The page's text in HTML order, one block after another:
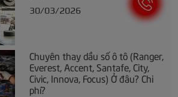
30/03/2026
Chuyên thay dầu số ô tô (Ranger,
Everest, Accent, Santafe, City,
Civic, Innova, Focus) Ở đâu? Chi
phí?